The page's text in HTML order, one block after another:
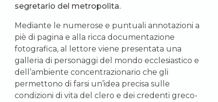
segretario del metropolita.
Mediante le numerose e puntuali annotazioni a
piè di pagina e alla ricca documentazione
fotografica, al lettore viene presentata una
galleria di personaggi del mondo ecclesiastico e
dell’ambiente concentrazionario che gli
permettono di farsi un’idea precisa sulle
condizioni di vita del clero e dei credenti greco-